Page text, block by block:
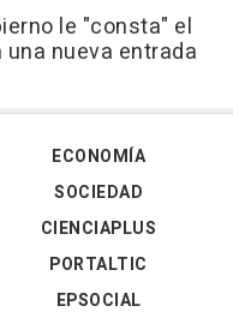
le "consta" el
nueva entrada
ECONOMÍA
SOCIEDAD
CIENCIAPLUS
PORTALTIC
EPSOCIAL